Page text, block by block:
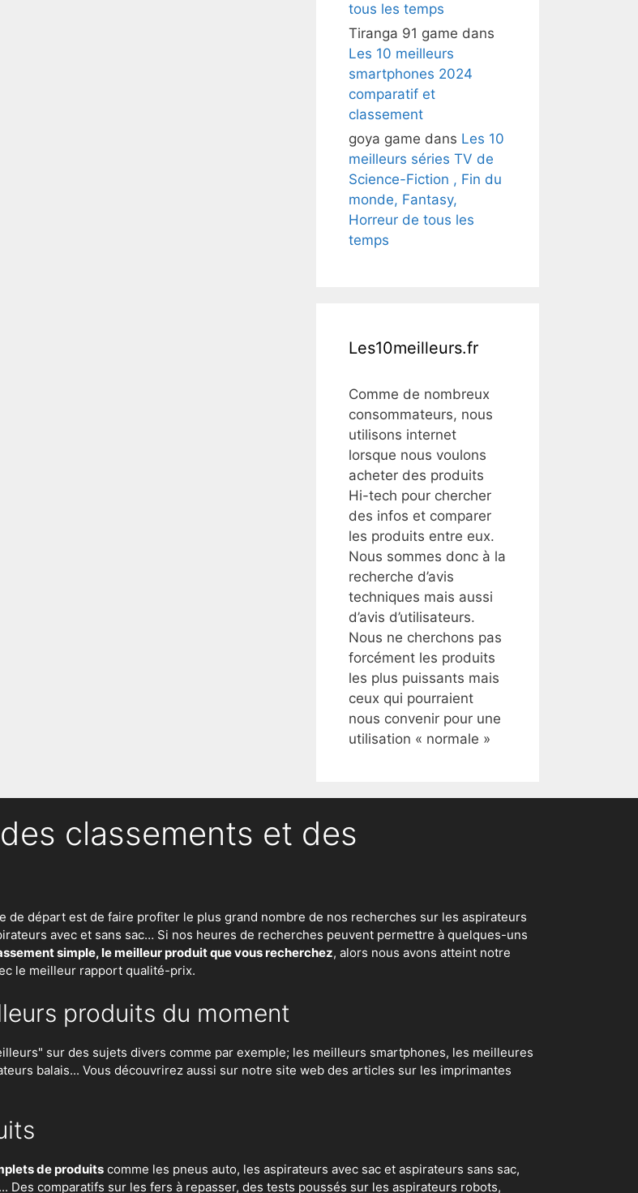
tous les temps
Tiranga 91 game dans
Les 10 meilleurs
smartphones 2024
comparatif et
classement
goya game dans Les 10
meilleurs séries TV de
Science-Fiction , Fin du
monde, Fantasy,
Horreur de tous les
temps
Les10meilleurs.fr
Comme de nombreux
consommateurs, nous
utilisons internet
lorsque nous voulons
acheter des produits
Hi-tech pour chercher
des infos et comparer
les produits entre eux.
Nous sommes donc à la
recherche d’avis
techniques mais aussi
d’avis d’utilisateurs.
Nous ne cherchons pas
forcément les produits
les plus puissants mais
ceux qui pourraient
nous convenir pour une
utilisation « normale »
classements et des
de départ est de faire profiter le plus grand nombre de nos recherches sur les aspirateurs
avec et sans sac… Si nos heures de recherches peuvent permettre à quelques-uns
simple, le meilleur produit que vous recherchez, alors nous avons atteint notre
le meilleur rapport qualité-prix.
produits du moment
sur des sujets divers comme par exemple; les meilleurs smartphones, les meilleures
balais... Vous découvrirez aussi sur notre site web des articles sur les imprimantes
de produits comme les pneus auto, les aspirateurs avec sac et aspirateurs sans sac,
Des comparatifs sur les fers à repasser, des tests poussés sur les aspirateurs robots,